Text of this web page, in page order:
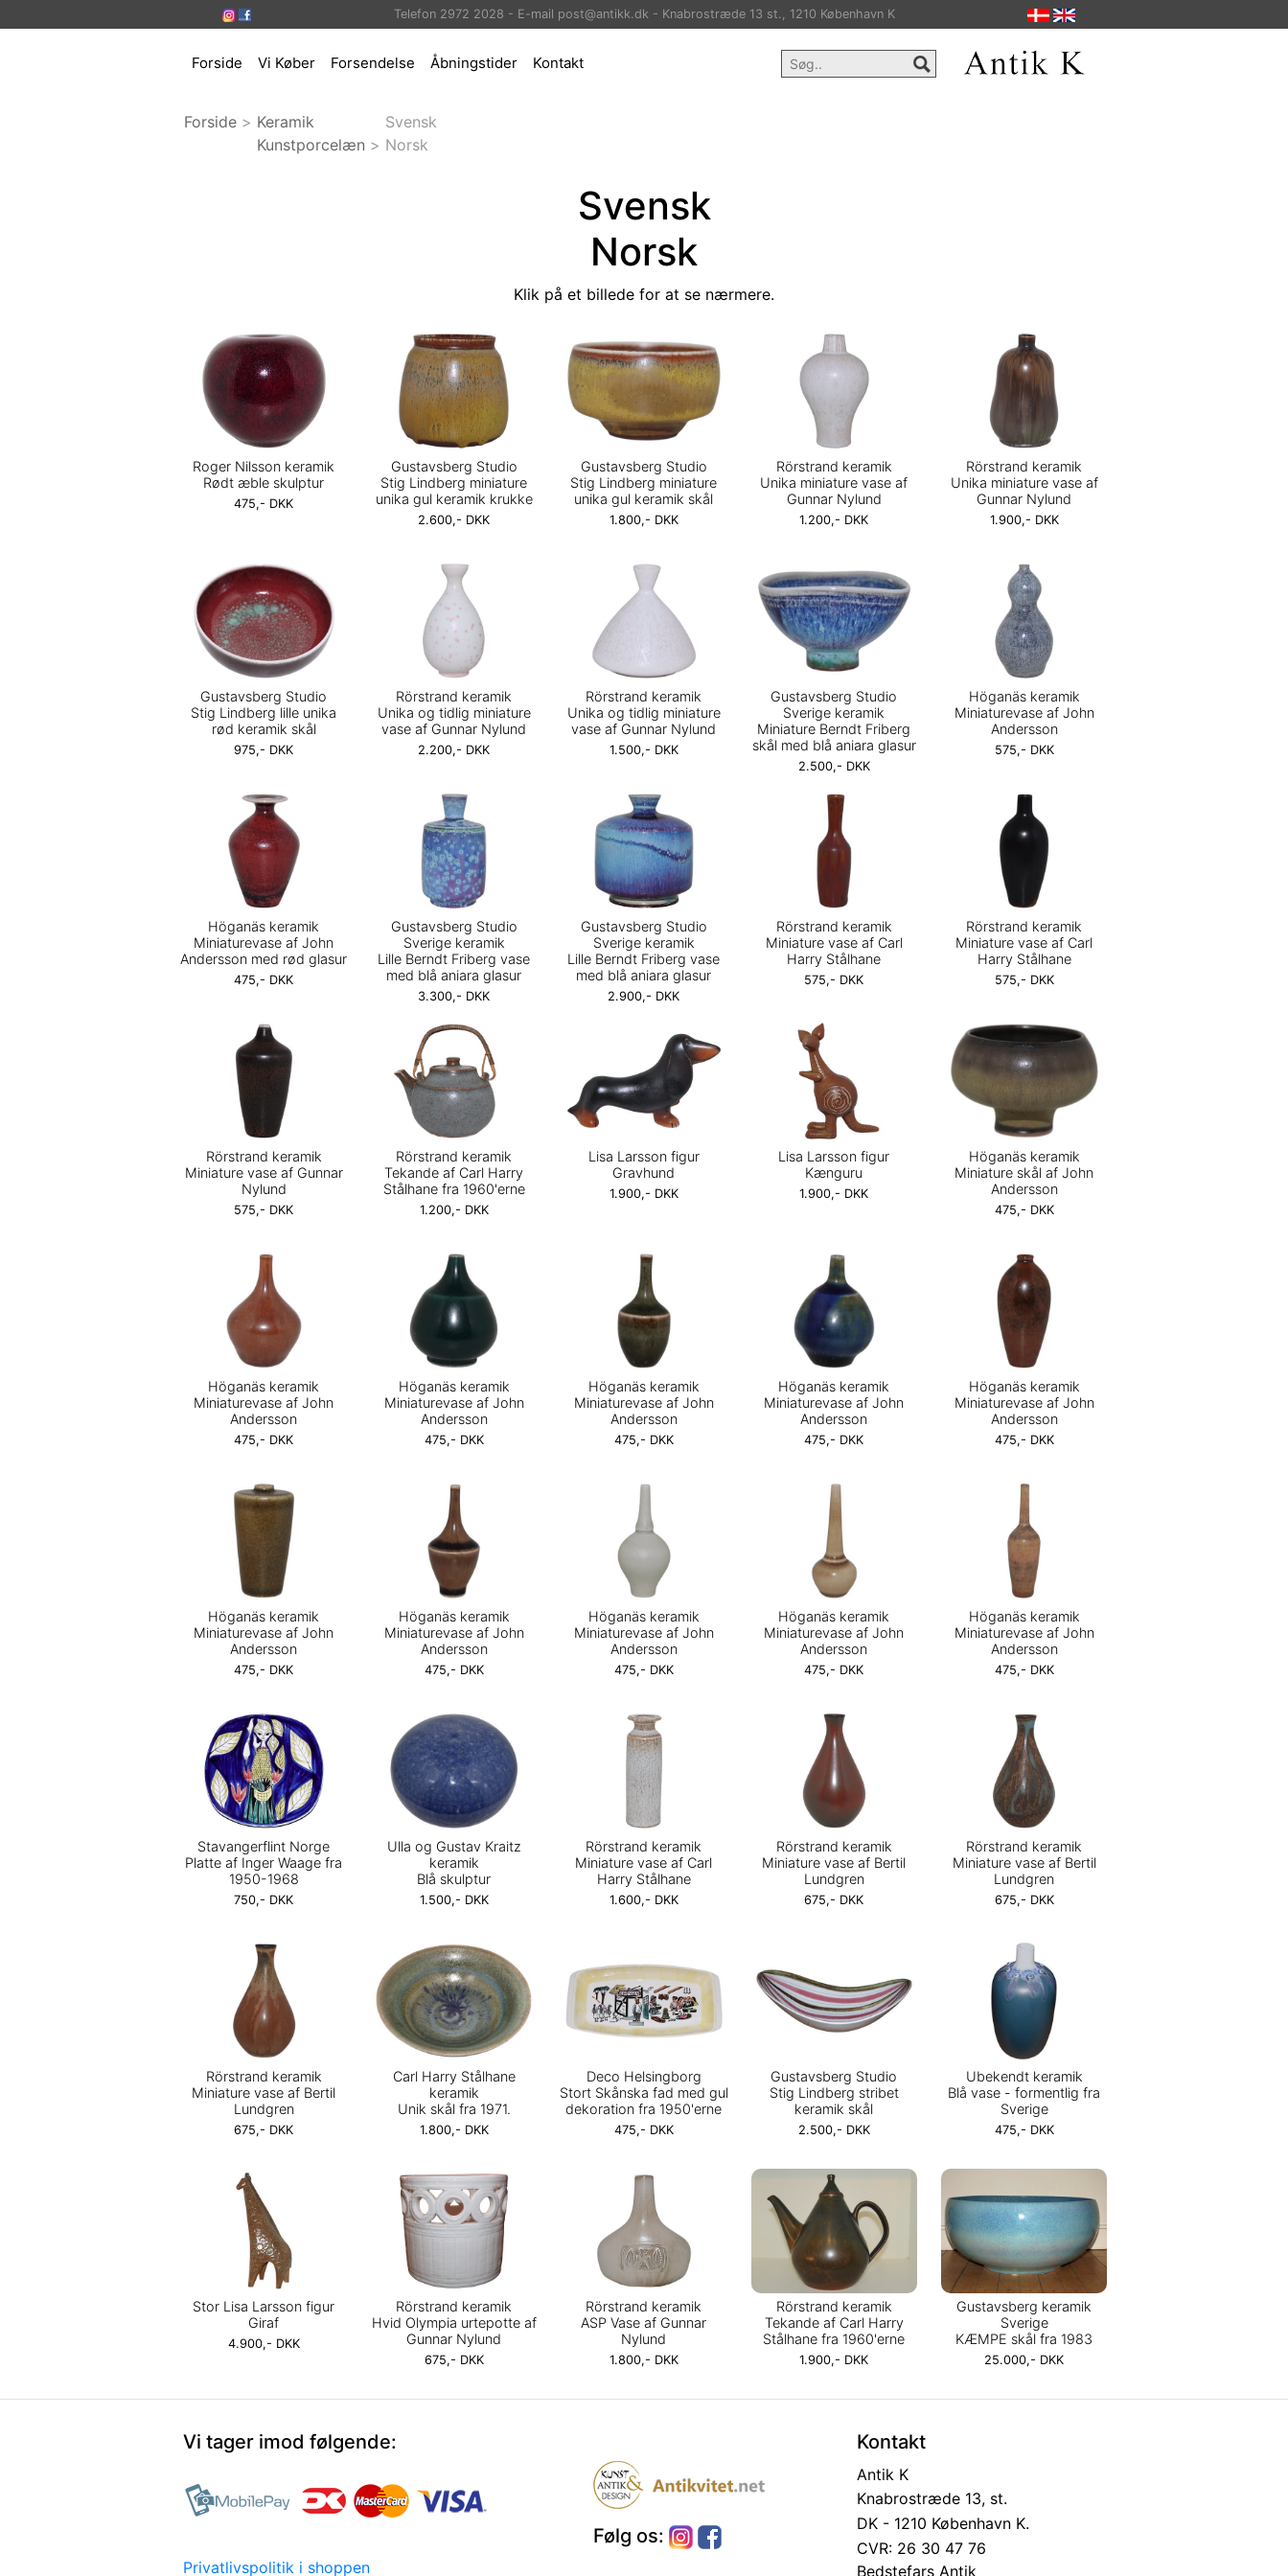
Telefon 2972 2028 - E-mail post@antikk.dk - Knabrostræde 13 st., 1210 København K
Forside Vi Køber Forsendelse Åbningstider Kontakt
Forside > Keramik
Kunstporcelæn >
Svensk
Norsk
Svensk
Norsk
Klik på et billede for at se nærmere.
Roger Nilsson keramik
Rødt æble skulptur
475,- DKK
Gustavsberg Studio
Stig Lindberg miniature
unika gul keramik krukke
2.600,- DKK
Gustavsberg Studio
Stig Lindberg miniature
unika gul keramik skål
1.800,- DKK
Rörstrand keramik
Unika miniature vase af
Gunnar Nylund
1.200,- DKK
Rörstrand keramik
Unika miniature vase af
Gunnar Nylund
1.900,- DKK
Gustavsberg Studio
Stig Lindberg lille unika
rød keramik skål
975,- DKK
Rörstrand keramik
Unika og tidlig miniature
vase af Gunnar Nylund
2.200,- DKK
Rörstrand keramik
Unika og tidlig miniature
vase af Gunnar Nylund
1.500,- DKK
Gustavsberg Studio
Sverige keramik
Miniature Berndt Friberg
skål med blå aniara glasur
2.500,- DKK
Höganäs keramik
Miniaturevase af John
Andersson
575,- DKK
Höganäs keramik
Miniaturevase af John
Andersson med rød glasur
475,- DKK
Gustavsberg Studio
Sverige keramik
Lille Berndt Friberg vase
med blå aniara glasur
3.300,- DKK
Gustavsberg Studio
Sverige keramik
Lille Berndt Friberg vase
med blå aniara glasur
2.900,- DKK
Rörstrand keramik
Miniature vase af Carl
Harry Stålhane
575,- DKK
Rörstrand keramik
Miniature vase af Carl
Harry Stålhane
575,- DKK
Rörstrand keramik
Miniature vase af Gunnar
Nylund
575,- DKK
Rörstrand keramik
Tekande af Carl Harry
Stålhane fra 1960'erne
1.200,- DKK
Lisa Larsson figur
Gravhund
1.900,- DKK
Lisa Larsson figur
Kænguru
1.900,- DKK
Höganäs keramik
Miniature skål af John
Andersson
475,- DKK
Höganäs keramik
Miniaturevase af John
Andersson
475,- DKK
Höganäs keramik
Miniaturevase af John
Andersson
475,- DKK
Höganäs keramik
Miniaturevase af John
Andersson
475,- DKK
Höganäs keramik
Miniaturevase af John
Andersson
475,- DKK
Höganäs keramik
Miniaturevase af John
Andersson
475,- DKK
Höganäs keramik
Miniaturevase af John
Andersson
475,- DKK
Höganäs keramik
Miniaturevase af John
Andersson
475,- DKK
Höganäs keramik
Miniaturevase af John
Andersson
475,- DKK
Höganäs keramik
Miniaturevase af John
Andersson
475,- DKK
Höganäs keramik
Miniaturevase af John
Andersson
475,- DKK
Stavangerflint Norge
Platte af Inger Waage fra
1950-1968
750,- DKK
Ulla og Gustav Kraitz
keramik
Blå skulptur
1.500,- DKK
Rörstrand keramik
Miniature vase af Carl
Harry Stålhane
1.600,- DKK
Rörstrand keramik
Miniature vase af Bertil
Lundgren
675,- DKK
Rörstrand keramik
Miniature vase af Bertil
Lundgren
675,- DKK
Rörstrand keramik
Miniature vase af Bertil
Lundgren
675,- DKK
Carl Harry Stålhane
keramik
Unik skål fra 1971.
1.800,- DKK
Deco Helsingborg
Stort Skånska fad med gul
dekoration fra 1950'erne
475,- DKK
Gustavsberg Studio
Stig Lindberg stribet
keramik skål
2.500,- DKK
Ubekendt keramik
Blå vase - formentlig fra
Sverige
475,- DKK
Stor Lisa Larsson figur
Giraf
4.900,- DKK
Rörstrand keramik
Hvid Olympia urtepotte af
Gunnar Nylund
675,- DKK
Rörstrand keramik
ASP Vase af Gunnar
Nylund
1.800,- DKK
Rörstrand keramik
Tekande af Carl Harry
Stålhane fra 1960'erne
1.900,- DKK
Gustavsberg keramik
Sverige
KÆMPE skål fra 1983
25.000,- DKK
Vi tager imod følgende:
Privatlivspolitik i shoppen
Følg os:
Kontakt
Antik K
Knabrostræde 13, st.
DK - 1210 København K.
CVR: 26 30 47 76
Bedstefars Antik